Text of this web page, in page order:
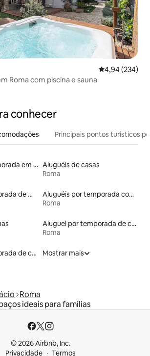
4,94 de uma
4,94 (234)
Roma com piscina e sauna
conhecer
Principais pontos turísticos
Aluguéis por temporada em hotéis-fazenda Aluguéis de casas
Roma
Aluguel por temporada de microcasas
Aluguéis por temporada com banheira de hidromassagem
Roma
Aluguel por temporada de castelos
Roma
Aluguel por temporada de casas de hóspedes
Mostrar mais
Roma
ideais para famílias
© 2026 Airbnb, Inc.
Privacidade
Termos